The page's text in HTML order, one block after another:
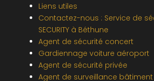
Liens utiles
Contactez-nous : Service de
SECURITY à Béthune
Agent de sécurité concert
Gardiennage voiture aéroport
Agent de sécurité privée
Agent de surveillance bâtiment